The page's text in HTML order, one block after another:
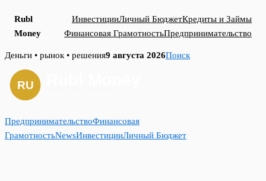
Rubl
Money
ИнвестицииЛичный БюджетКредиты и Займы
Финансовая ГрамотностьПредпринимательство
Skip
content
Деньги • рынок • решения9 августа 2026Поиск
ПредпринимательствоФинансовая
ГрамотностьNewsИнвестицииЛичный Бюджет